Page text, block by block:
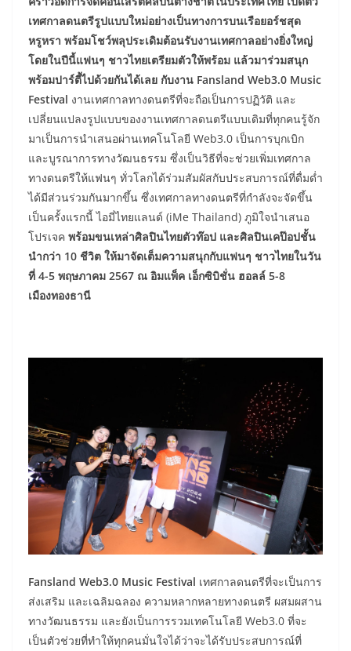
เทศกาลดนตรีรูปแบบใหม่อย่างเป็นทางการบนเรือยอร์ชสุด
หรูหรา พร้อมโชว์พลุประเดิมต้อนรับงานเทศกาลอย่างยิ่งใหญ่
โดยในปีนี้แฟนๆ ชาวไทยเตรียมตัวให้พร้อม แล้วมาร่วมสนุก
พร้อมปาร์ตี้ไปด้วยกันได้เลย กับงาน Fansland Web3.0 Music
Festival งานเทศกาลทางดนตรีที่จะถือเป็นการปฏิวัติ และ
เปลี่ยนแปลงรูปแบบของงานเทศกาลดนตรีแบบเดิมที่ทุกคนรู้จัก
มาเป็นการนำเสนอผ่านเทคโนโลยี Web3.0 เป็นการบุกเบิก
และบูรณาการทางวัฒนธรรม ซึ่งเป็นวิธีที่จะช่วยเพิ่มเทศกาล
ทางดนตรีให้แฟนๆ ทั่วโลกได้ร่วมสัมผัสกับประสบการณ์ที่ดื่มด่ำ
ได้มีส่วนร่วมกันมากขึ้น ซึ่งเทศกาลทางดนตรีที่กำลังจะจัดขึ้น
เป็นครั้งแรกนี้ ไอมี่ไทยแลนด์ (iMe Thailand) ภูมิใจนำเสนอ
โปรเจค พร้อมขนเหล่าศิลปินไทยตัวท๊อป และศิลปินเคป๊อปชั้น
นำกว่า 10 ชีวิต ให้มาจัดเต็มความสนุกกับแฟนๆ ชาวไทยในวัน
ที่ 4-5 พฤษภาคม 2567 ณ อิมแพ็ค เอ็กซิบิชั่น ฮอลล์ 5-8
เมืองทองธานี
Fansland Web3.0 Music Festival เทศกาลดนตรีที่จะเป็นการ
ส่งเสริม และเฉลิมฉลอง ความหลากหลายทางดนตรี ผสมผสาน
ทางวัฒนธรรม และยังเป็นการรวมเทคโนโลยี Web3.0 ที่จะ
เป็นตัวช่วยที่ทำให้ทุกคนมั่นใจได้ว่าจะได้รับประสบการณ์ที่